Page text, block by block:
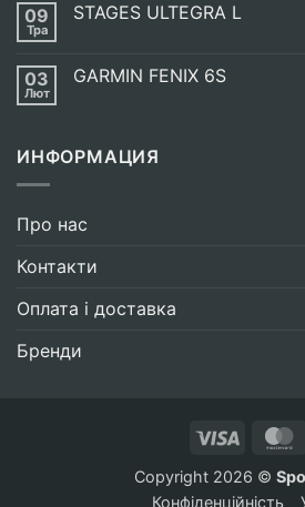
ENERGY
BAKE
EUROSPORT
UCI
09
Тра
STAGES ULTEGRA L
STAGES
03
Лют
GARMIN FENIX 6S
FENIX
ИНФОРМАЦИЯ
Про нас
Контакти
Оплата і доставка
Бренди
Visa
Copyright 2026 ©
Конфіденційність